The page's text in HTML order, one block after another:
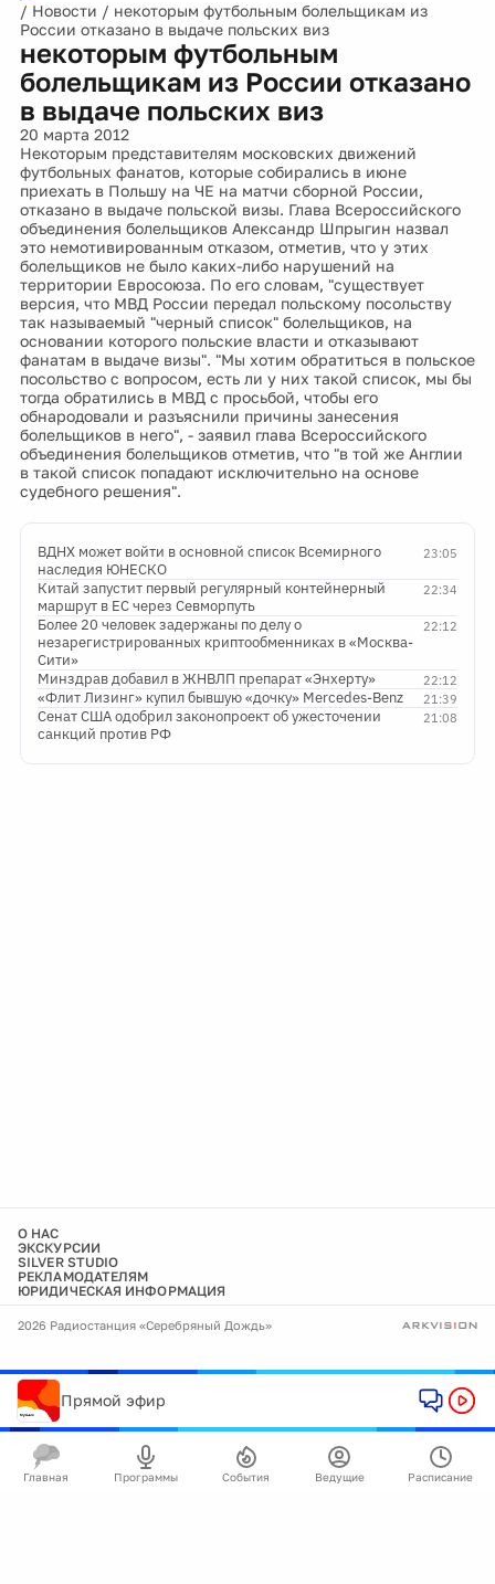
/ Новости / некоторым футбольным болельщикам из
России отказано в выдаче польских виз
некоторым футбольным
болельщикам из России отказано
в выдаче польских виз
20 марта 2012
Некоторым представителям московских движений
футбольных фанатов, которые собирались в июне
приехать в Польшу на ЧЕ на матчи сборной России,
отказано в выдаче польской визы. Глава Всероссийского
объединения болельщиков Александр Шпрыгин назвал
это немотивированным отказом, отметив, что у этих
болельщиков не было каких-либо нарушений на
территории Евросоюза. По его словам, "существует
версия, что МВД России передал польскому посольству
так называемый "черный список" болельщиков, на
основании которого польские власти и отказывают
фанатам в выдаче визы". "Мы хотим обратиться в польское
посольство с вопросом, есть ли у них такой список, мы бы
тогда обратились в МВД с просьбой, чтобы его
обнародовали и разъяснили причины занесения
болельщиков в него", - заявил глава Всероссийского
объединения болельщиков отметив, что "в той же Англии
в такой список попадают исключительно на основе
судебного решения".
23:05
ВДНХ может войти в основной список Всемирного
наследия ЮНЕСКО
22:34
Китай запустит первый регулярный контейнерный
маршрут в ЕС через Севморпуть
22:12
Более 20 человек задержаны по делу о
незарегистрированных криптообменниках в «Москва-
Сити»
22:12
Минздрав добавил в ЖНВЛП препарат «Энхерту»
21:39
«Флит Лизинг» купил бывшую «дочку» Mercedes-Benz
21:08
Сенат США одобрил законопроект об ужесточении
санкций против РФ
О НАС
ЭКСКУРСИИ
SILVER STUDIO
РЕКЛАМОДАТЕЛЯМ
ЮРИДИЧЕСКАЯ ИНФОРМАЦИЯ
2026 Радиостанция «Серебряный Дождь»
Прямой эфир
Главная Программы События Ведущие Расписание